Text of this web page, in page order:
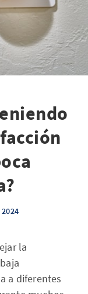
la
a diferentes